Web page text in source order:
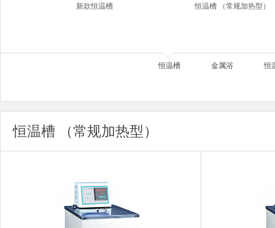
新款恒温槽 恒温槽 （常规加热型）
恒温槽 金属浴 恒
恒温槽 （常规加热型）